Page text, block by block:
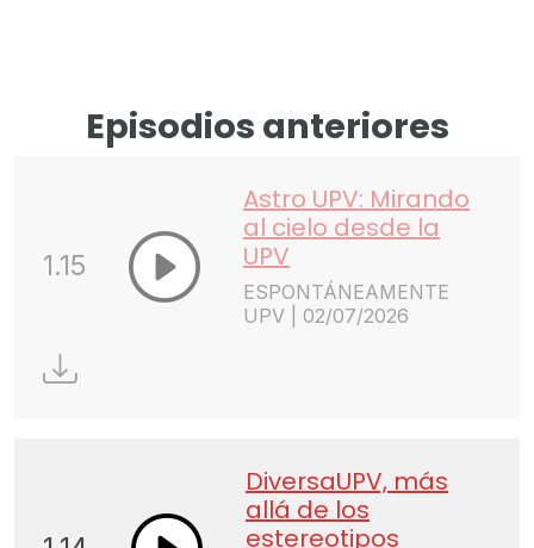
Episodios anteriores
1.15
Astro UPV: Mirando
al cielo desde la
UPV
ESPONTÁNEAMENTE
UPV | 02/07/2026
DiversaUPV, más
allá de los
estereotipos